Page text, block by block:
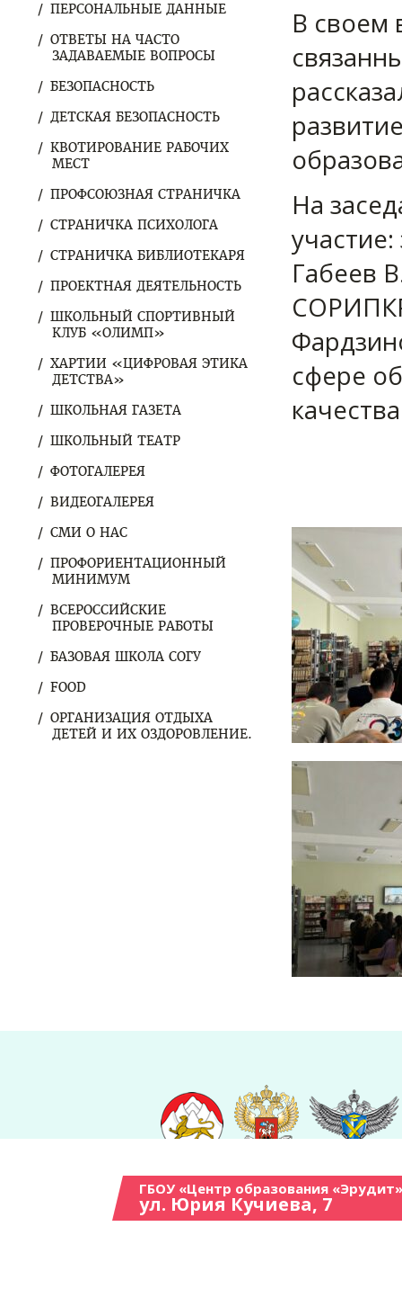
ПЕРСОНАЛЬНЫЕ ДАННЫЕ
ОТВЕТЫ НА ЧАСТО
ЗАДАВАЕМЫЕ ВОПРОСЫ
БЕЗОПАСНОСТЬ
ДЕТСКАЯ БЕЗОПАСНОСТЬ
КВОТИРОВАНИЕ РАБОЧИХ
МЕСТ
ПРОФСОЮЗНАЯ СТРАНИЧКА
СТРАНИЧКА ПСИХОЛОГА
СТРАНИЧКА БИБЛИОТЕКАРЯ
ПРОЕКТНАЯ ДЕЯТЕЛЬНОСТЬ
ШКОЛЬНЫЙ СПОРТИВНЫЙ
КЛУБ «ОЛИМП»
ХАРТИИ «ЦИФРОВАЯ ЭТИКА
ДЕТСТВА»
ШКОЛЬНАЯ ГАЗЕТА
ШКОЛЬНЫЙ ТЕАТР
ФОТОГАЛЕРЕЯ
ВИДЕОГАЛЕРЕЯ
СМИ О НАС
ПРОФОРИЕНТАЦИОННЫЙ
МИНИМУМ
ВСЕРОССИЙСКИЕ
ПРОВЕРОЧНЫЕ РАБОТЫ
БАЗОВАЯ ШКОЛА СОГУ
FOOD
ОРГАНИЗАЦИЯ ОТДЫХА
ДЕТЕЙ И ИХ ОЗДОРОВЛЕНИЕ.
В своем
На
Габеев
сфере
ГБОУ «Центр образования
ул. Юрия Кучиева, 7